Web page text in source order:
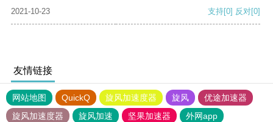
2021-10-23 支持[0] 反对[0]
友情链接
网站地图 QuickQ 旋风加速度器 旋风
优途加速器
旋风加速度器
旋风加速 坚果加速器
外网app